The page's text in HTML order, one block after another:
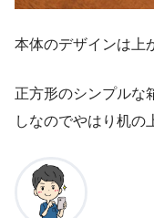
本体のデザインは上
正方形のシンプルな
しなのでやはり机の